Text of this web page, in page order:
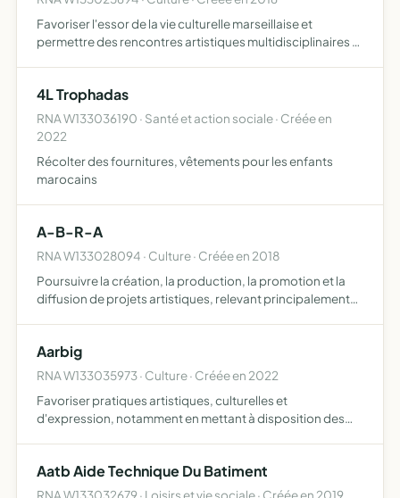
Favoriser l'essor de la vie culturelle marseillaise et
permettre des rencontres artistiques multidisciplinaires et
4L Trophadas
RNA W133036190 · Santé et action sociale · Créée en
2022
Récolter des fournitures, vêtements pour les enfants
marocains
A-B-R-A
RNA W133028094 · Culture · Créée en 2018
Poursuivre la création, la production, la promotion et la
diffusion de projets artistiques, relevant principalement
Aarbig
RNA W133035973 · Culture · Créée en 2022
Favoriser pratiques artistiques, culturelles et
d'expression, notamment en mettant à disposition des
Aatb Aide Technique Du Batiment
RNA W133032679 · Loisirs et vie sociale · Créée en 2019